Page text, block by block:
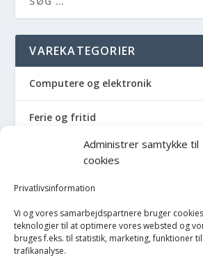
Administrer samtykke til
cookies
Privatlivsinformation
Vi og vores samarbejdspartnere bruger
teknologier til at optimere vores websted og
bruges f.eks. til statistik, marketing, funktioner
trafikanalyse.
VAREKATEGORIER
Computere og elektronik
Ferie og fritid
Hus og have
Havemaskiner
Hvidevarer
Køkken